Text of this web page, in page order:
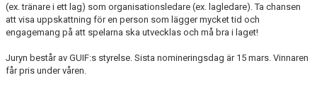
FRITIDSKORTET
TOLK
(ex. tränare i ett lag) som organisationsledare (ex. lagledare). Ta chansen
att visa uppskattning för en person som lägger mycket tid och
engagemang på att spelarna ska utvecklas och må bra i laget!
Juryn består av GUIF:s styrelse. Sista nomineringsdag är 15 mars. Vinnaren
får pris under våren.